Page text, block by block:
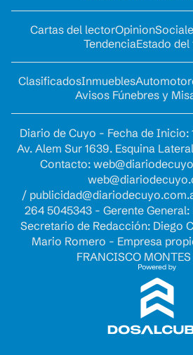
Cartas del lectorOpinion
TendenciaEstado
ClasificadosInmuebles
Avisos Fúnebres y
Diario de Cuyo - Fecha de
Av. Alem Sur 1639. Esquina
Contacto:
/
264 5045343 - Gerente
Secretario de Redacción: Diego
Mario Romero - Empresa
FRANCISCO MONTES